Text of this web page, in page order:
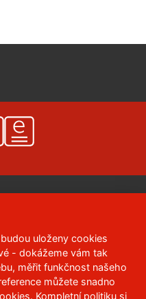
,Studentská 95
112, 466 036 113
uloženy cookies
- dokážeme vám tak
měřit funkčnost našeho
můžete snadno
Kompletní politiku si